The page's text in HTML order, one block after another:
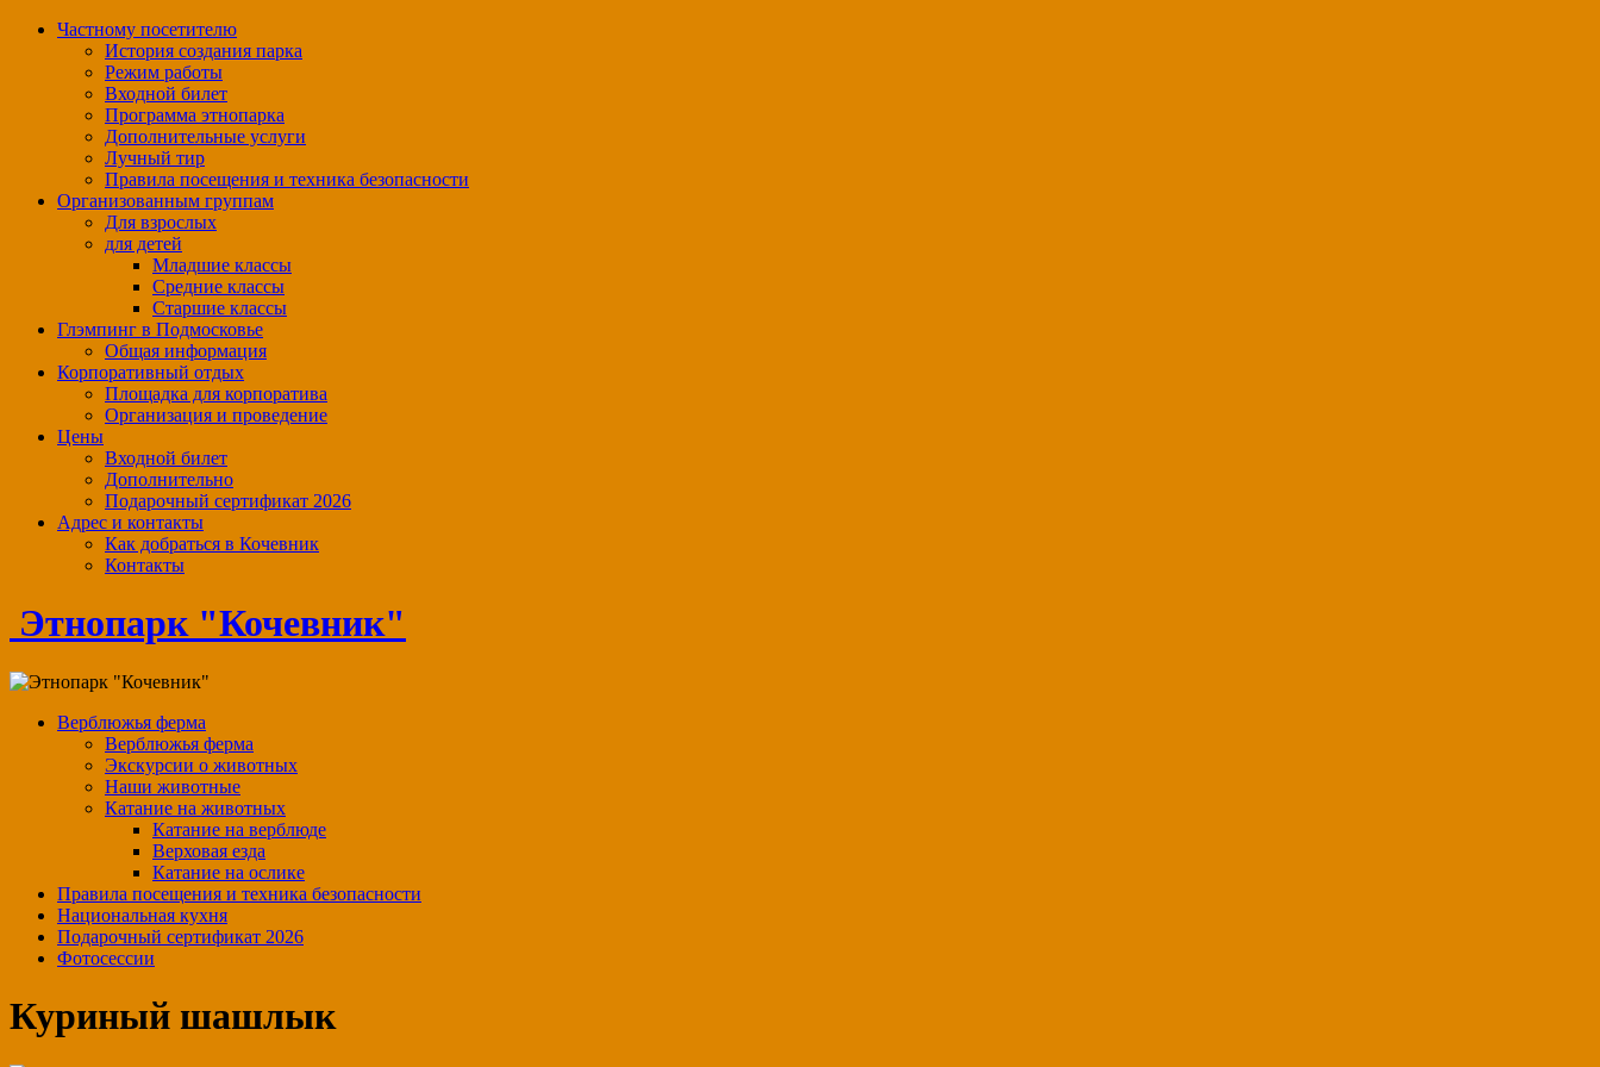
Частному посетителю
История создания парка
Режим работы
Входной билет
Программа этнопарка
Дополнительные услуги
Лучный тир
Правила посещения и техника безопасности
Организованным группам
Для взрослых
для детей
Младшие классы
Средние классы
Старшие классы
Глэмпинг в Подмосковье
Общая информация
Корпоративный отдых
Площадка для корпоратива
Организация и проведение
Цены
Входной билет
Дополнительно
Подарочный сертификат 2026
Адрес и контакты
Как добраться в Кочевник
Контакты
Этнопарк "Кочевник"
Верблюжья ферма
Верблюжья ферма
Экскурсии о животных
Наши животные
Катание на животных
Катание на верблюде
Верховая езда
Катание на ослике
Правила посещения и техника безопасности
Национальная кухня
Подарочный сертификат 2026
Фотосессии
Куриный шашлык